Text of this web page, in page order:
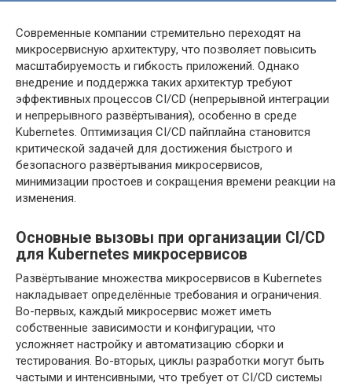
Современные компании стремительно переходят на
микросервисную архитектуру, что позволяет повысить
масштабируемость и гибкость приложений. Однако
внедрение и поддержка таких архитектур требуют
эффективных процессов CI/CD (непрерывной интеграции
и непрерывного развёртывания), особенно в среде
Kubernetes. Оптимизация CI/CD пайплайна становится
критической задачей для достижения быстрого и
безопасного развёртывания микросервисов,
минимизации простоев и сокращения времени реакции на
изменения.
Основные вызовы при организации CI/CD
для Kubernetes микросервисов
Развёртывание множества микросервисов в Kubernetes
накладывает определённые требования и ограничения.
Во-первых, каждый микросервис может иметь
собственные зависимости и конфигурации, что
усложняет настройку и автоматизацию сборки и
тестирования. Во-вторых, циклы разработки могут быть
частыми и интенсивными, что требует от CI/CD системы